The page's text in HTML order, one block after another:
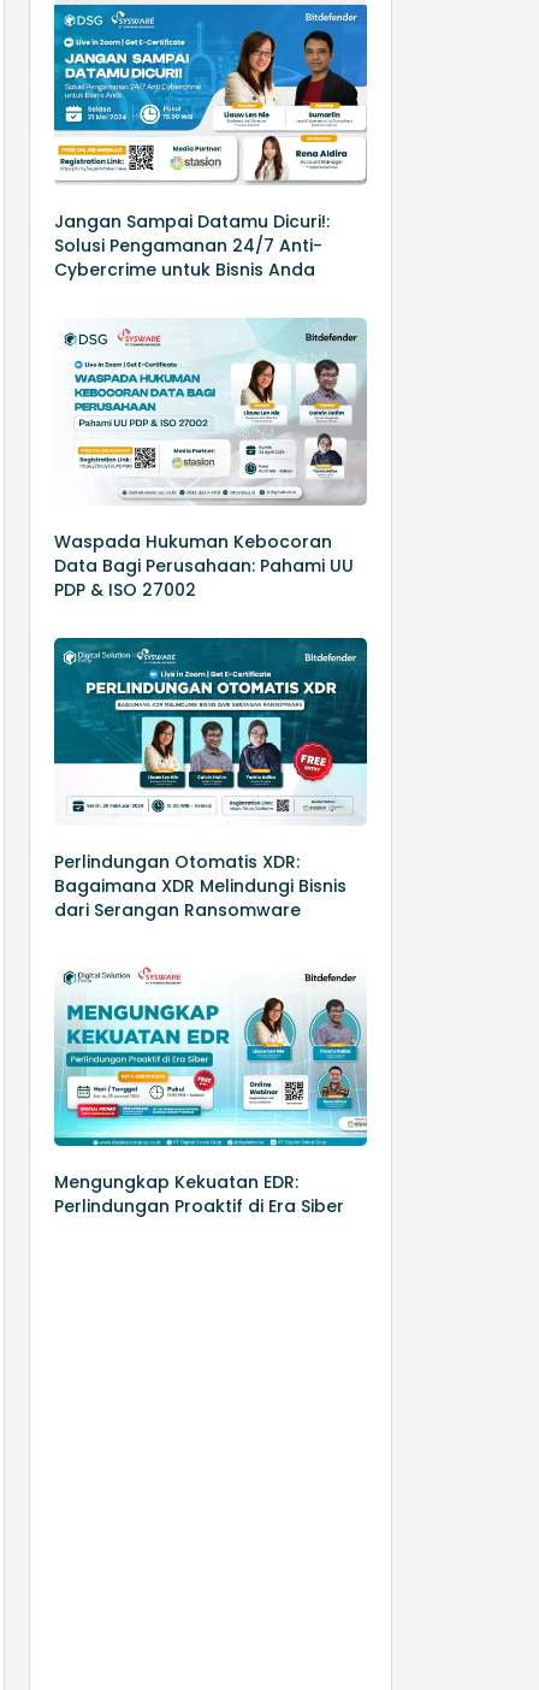
Jangan Sampai Datamu Dicuri!:
Solusi Pengamanan 24/7 Anti-
Cybercrime untuk Bisnis Anda
Waspada Hukuman Kebocoran
Data Bagi Perusahaan: Pahami UU
PDP & ISO 27002
Perlindungan Otomatis XDR:
Bagaimana XDR Melindungi Bisnis
dari Serangan Ransomware
Mengungkap Kekuatan EDR:
Perlindungan Proaktif di Era Siber